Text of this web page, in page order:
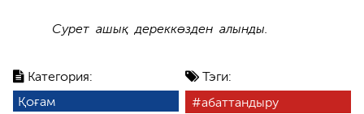
Категория:
Қоғам
Тэги:
абаттандыру
Сурет ашық дереккөзден алынды.